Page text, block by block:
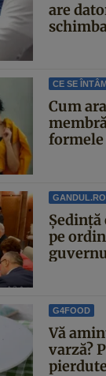
are
CE SE
Cum
formele
GANDUL.RO
pe
G4FOOD
Vă
varză?